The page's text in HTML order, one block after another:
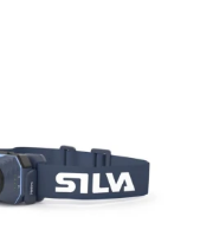
5' hinzufügen